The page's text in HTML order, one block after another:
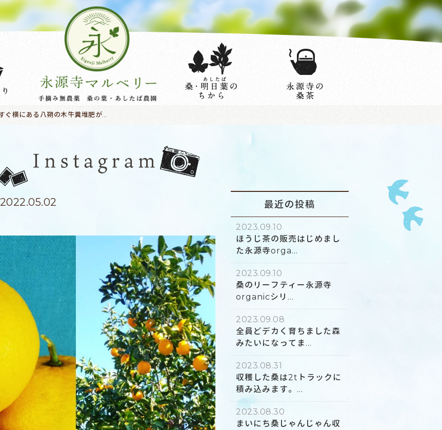
2022.05.02 最近の投稿
2023.09.10
ほうじ茶の販売はじめまし
た永源寺orga...
2023.09.10
桑のリーフティー永源寺
organicシリ...
2023.09.08
全員どデカく育ちました森
みたいになってま...
2023.08.31
収穫した桑は2tトラックに
積み込みます。...
2023.08.30
まいにち桑じゃんじゃん収